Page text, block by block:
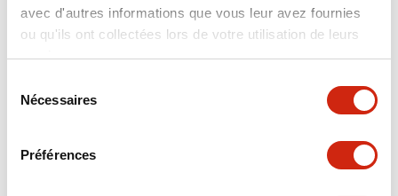
avec d'autres informations que vous leur avez fournies
ou qu'ils ont collectées lors de votre utilisation de leurs
services.
Nécessaires
Préférences
Spécifications Tout développer
Mounting and Installation Specifications